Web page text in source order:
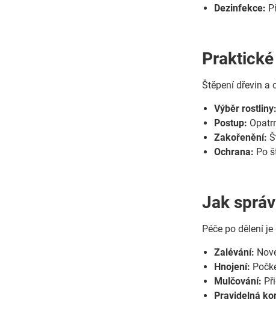
Dezinfekce:
Štěpení dřevin a
Výběr rostliny:
Postup:
Zakořenění:
Ochrana: Po
Jak
Péče po dělení
Zalévání:
Hnojení:
Mulčování:
Pravidelná